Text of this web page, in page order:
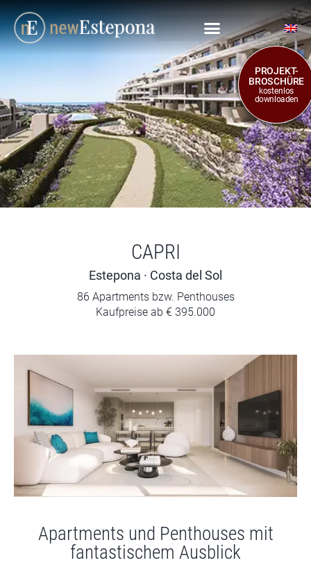
CAPRI
Estepona · Costa del Sol
86 Apartments bzw. Penthouses
Kaufpreise ab € 395.000
PROJEKT-
BROSCHÜRE
kostenlos
downloaden
Apartments und Penthouses mit
fantastischem Ausblick